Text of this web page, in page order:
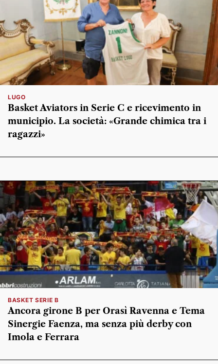
LUGO
Basket Aviators in Serie C e ricevimento in
municipio. La società: «Grande chimica tra i
ragazzi»
BASKET SERIE B
Ancora girone B per Orasì Ravenna e Tema
Sinergie Faenza, ma senza più derby con
Imola e Ferrara